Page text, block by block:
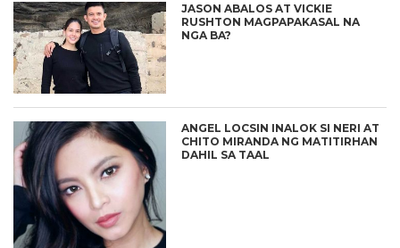
JASON ABALOS AT VICKIE
RUSHTON MAGPAPAKASAL NA
NGA BA?
ANGEL LOCSIN INALOK SI NERI AT
CHITO MIRANDA NG MATITIRHAN
DAHIL SA TAAL